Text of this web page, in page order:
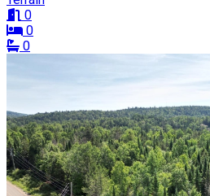
0
0
0